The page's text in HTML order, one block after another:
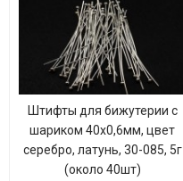
Штифты для бижутерии с
шариком 40х0,6мм, цвет
серебро, латунь, 30-085, 5г
(около 40шт)